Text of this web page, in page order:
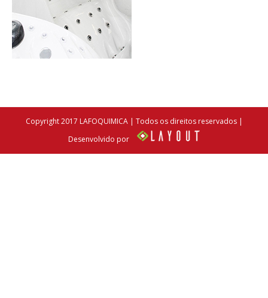
Copyright 2017 LAFOQUIMICA | Todos os direitos reservados |
Desenvolvido por